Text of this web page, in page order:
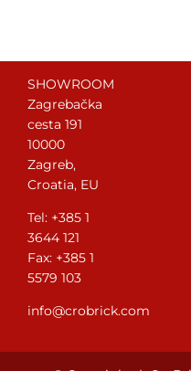
SHOWROOM
Zagrebačka
cesta 191
10000
Zagreb,
Croatia, EU
Tel: +385 1
3644 121
Fax: +385 1
5579 103
info@crobrick.com